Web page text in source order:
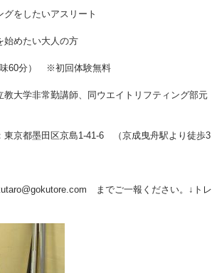
グをしたいアスリート
始めたい大人の方
味60分） ※初回体験無料
大学非常勤講師、同ウエイトリフティング部元
東京都墨田区京島1-41-6 （京成曳舟駅より徒歩3
までご一報ください。↓トレ